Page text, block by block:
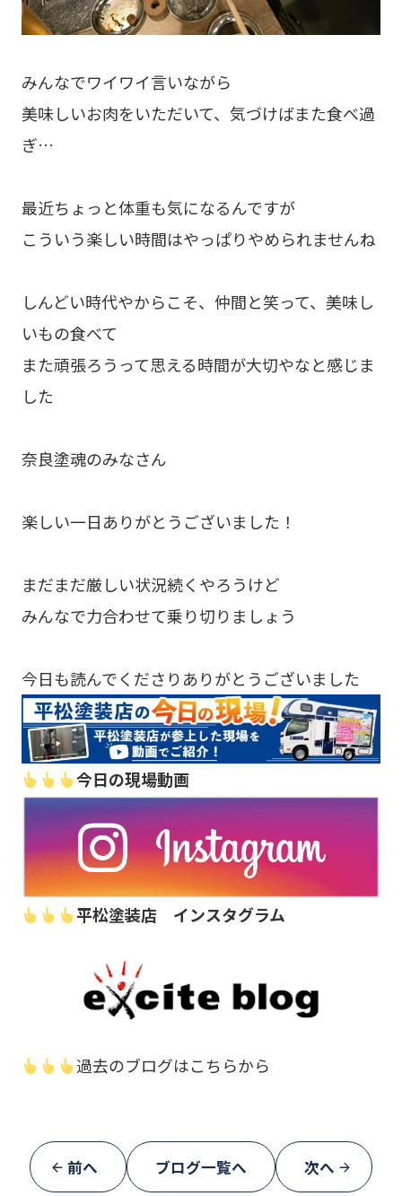
みんなでワイワイ言いながら
美味しいお肉をいただいて、気づけばまた食べ過
ぎ…
最近ちょっと体重も気になるんですが
こういう楽しい時間はやっぱりやめられませんね
しんどい時代やからこそ、仲間と笑って、美味し
いもの食べて
また頑張ろうって思える時間が大切やなと感じま
した
奈良塗魂のみなさん
楽しい一日ありがとうございました！
まだまだ厳しい状況続くやろうけど
みんなで力合わせて乗り切りましょう
今日も読んでくださりありがとうございました
今日の現場動画
平松塗装店 インスタグラム
過去のブログはこちらから
前へ ブログ一覧へ 次へ